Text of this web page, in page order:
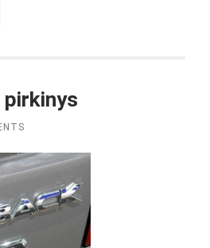
pirkinys